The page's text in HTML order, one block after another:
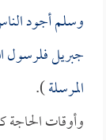
وسلم أجود
جبريل فلرسول
المرسلة).
وأوقات الحاجة